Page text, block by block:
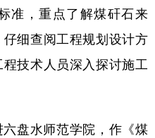
上海 江苏
福建 江西
海南 重庆
准，重点了解煤矸石来
细查阅工程规划设计方
技术人员深入探讨施工
盘水师范学院，作《煤